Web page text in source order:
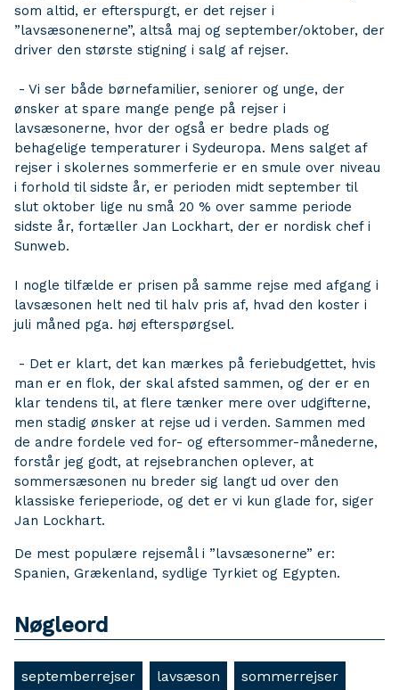
som altid, er efterspurgt, er det rejser i
”lavsæsonenerne”, altså maj og september/oktober, der
driver den største stigning i salg af rejser.
- Vi ser både børnefamilier, seniorer og unge, der
ønsker at spare mange penge på rejser i
lavsæsonerne, hvor der også er bedre plads og
behagelige temperaturer i Sydeuropa. Mens salget af
rejser i skolernes sommerferie er en smule over niveau
i forhold til sidste år, er perioden midt september til
slut oktober lige nu små 20 % over samme periode
sidste år, fortæller Jan Lockhart, der er nordisk chef i
Sunweb.
I nogle tilfælde er prisen på samme rejse med afgang i
lavsæsonen helt ned til halv pris af, hvad den koster i
juli måned pga. høj efterspørgsel.
- Det er klart, det kan mærkes på feriebudgettet, hvis
man er en flok, der skal afsted sammen, og der er en
klar tendens til, at flere tænker mere over udgifterne,
men stadig ønsker at rejse ud i verden. Sammen med
de andre fordele ved for- og eftersommer-månederne,
forstår jeg godt, at rejsebranchen oplever, at
sommersæsonen nu breder sig langt ud over den
klassiske ferieperiode, og det er vi kun glade for, siger
Jan Lockhart.
De mest populære rejsemål i ”lavsæsonerne” er:
Spanien, Grækenland, sydlige Tyrkiet og Egypten.
Nøgleord
septemberrejser lavsæson sommerrejser